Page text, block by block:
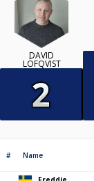
DAVID
LÖFQVIST
# Name